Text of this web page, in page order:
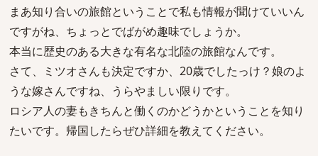
まあ知り合いの旅館ということで私も情報が聞けていいん
ですがね、ちょっとでばがめ趣味でしょうか。
本当に歴史のある大きな有名な北陸の旅館なんです。
さて、ミツオさんも決定ですか、20歳でしたっけ？娘のよ
うな嫁さんですね、うらやましい限りです。
ロシア人の妻もきちんと働くのかどうかということを知り
たいです。帰国したらぜひ詳細を教えてください。